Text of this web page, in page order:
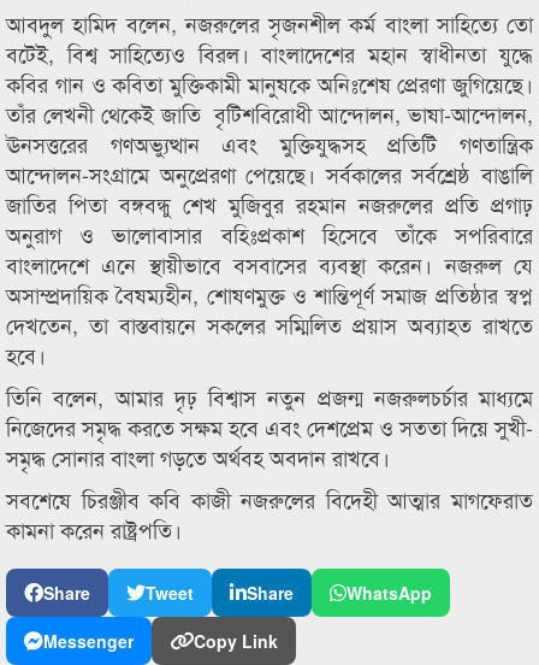
আবদুল হামিদ বলেন, নজরুলের সৃজনশীল কর্ম বাংলা সাহিত্যে তো
বটেই, বিশ্ব সাহিত্যেও বিরল। বাংলাদেশের মহান স্বাধীনতা যুদ্ধে
কবির গান ও কবিতা মুক্তিকামী মানুষকে অনিঃশেষ প্রেরণা জুগিয়েছে।
তাঁর লেখনী থেকেই জাতি বৃটিশবিরোধী আন্দোলন, ভাষা-আন্দোলন,
ঊনসত্তরের গণঅভ্যুত্থান এবং মুক্তিযুদ্ধসহ প্রতিটি গণতান্ত্রিক
আন্দোলন-সংগ্রামে অনুপ্রেরণা পেয়েছে। সর্বকালের সর্বশ্রেষ্ঠ বাঙালি
জাতির পিতা বঙ্গবন্ধু শেখ মুজিবুর রহমান নজরুলের প্রতি প্রগাঢ়
অনুরাগ ও ভালোবাসার বহিঃপ্রকাশ হিসেবে তাঁকে সপরিবারে
বাংলাদেশে এনে স্থায়ীভাবে বসবাসের ব্যবস্থা করেন। নজরুল যে
অসাম্প্রদায়িক বৈষম্যহীন, শোষণমুক্ত ও শান্তিপূর্ণ সমাজ প্রতিষ্ঠার স্বপ্ন
দেখতেন, তা বাস্তবায়নে সকলের সম্মিলিত প্রয়াস অব্যাহত রাখতে
হবে।
তিনি বলেন, আমার দৃঢ় বিশ্বাস নতুন প্রজন্ম নজরুলচর্চার মাধ্যমে
নিজেদের সমৃদ্ধ করতে সক্ষম হবে এবং দেশপ্রেম ও সততা দিয়ে সুখী-
সমৃদ্ধ সোনার বাংলা গড়তে অর্থবহ অবদান রাখবে।
সবশেষে চিরঞ্জীব কবি কাজী নজরুলের বিদেহী আত্মার মাগফেরাত
কামনা করেন রাষ্ট্রপতি।
Share Tweet Share
WhatsApp
Messenger
Copy Link